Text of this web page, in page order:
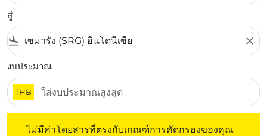
สู่
flight_land close
งบประมาณ
THB
ไม่มีค่าโดยสารที่ตรงกับเกณฑ์การคัดกรองของคุณ